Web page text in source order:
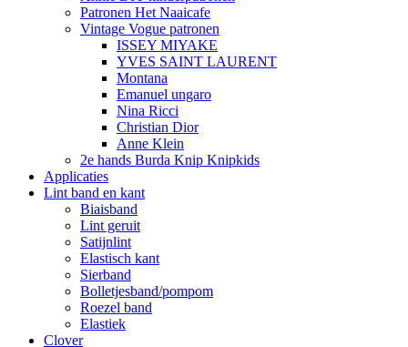
Patronen Het Naaicafe
Vintage Vogue patronen
ISSEY MIYAKE
YVES SAINT LAURENT
Montana
Emanuel ungaro
Nina Ricci
Christian Dior
Anne Klein
2e hands Burda Knip Knipkids
Applicaties
Lint band en kant
Biaisband
Lint geruit
Satijnlint
Elastisch kant
Sierband
Bolletjesband/pompom
Roezel band
Elastiek
Clover